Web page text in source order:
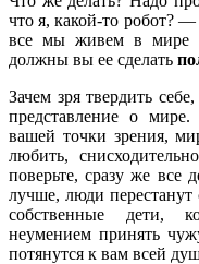
что я, какой-то робот?
все мы живем в мире
должны вы ее сделать
Зачем зря твердить
представление о
вашей точки зрения,
любить,
поверьте, сразу же все
лучше, люди перестанут
собственные дети,
неумением принять
потянутся к вам всей